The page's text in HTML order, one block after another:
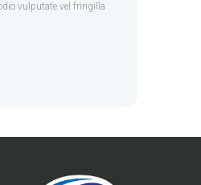
vulputate vel fringilla